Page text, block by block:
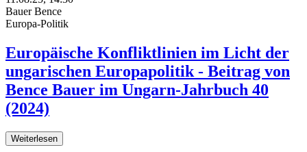
Bauer Bence
Europa-Politik
Europäische Konfliktlinien im Licht der
ungarischen Europapolitik - Beitrag von
Bence Bauer im Ungarn-Jahrbuch 40
(2024)
Weiterlesen